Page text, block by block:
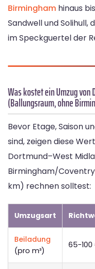
Birmingham hinaus
Sandwell und Solihull,
im Speckguertel der
Was kostet ein Umzug
(Ballungsraum, ohne
Bevor Etage, Saison
sind, zeigen diese
Dortmund–West
Birmingham/
km) rechnen solltest:
Umzugsart
Beiladung
(pro m³)
65-